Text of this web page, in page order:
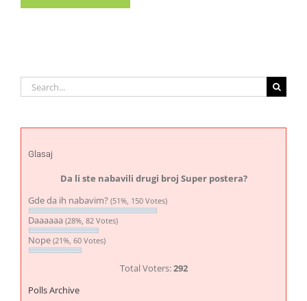
Search
for:
Glasaj
Da li ste nabavili drugi broj Super postera?
Gde da ih nabavim? (51%, 150 Votes)
Daaaaaa (28%, 82 Votes)
Nope (21%, 60 Votes)
Total Voters:292
Polls Archive